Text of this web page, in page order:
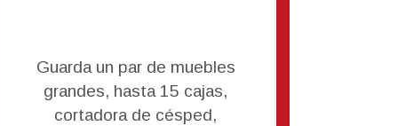
Guarda un par de muebles
grandes, hasta 15 cajas,
cortadora de césped,